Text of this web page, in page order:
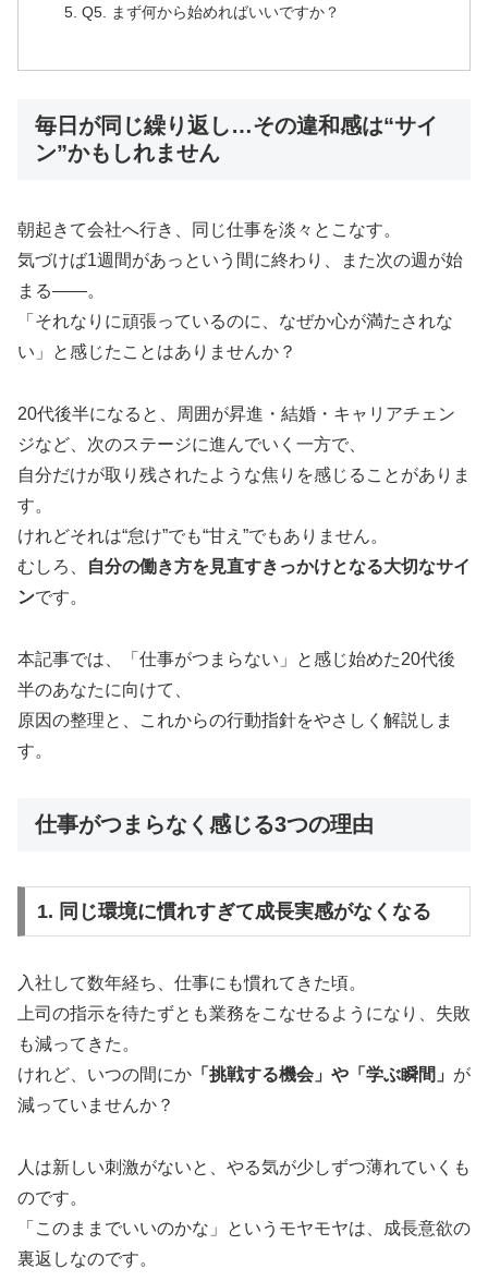
Q5. まず何から始めればいいですか？
毎日が同じ繰り返し…その違和感は“サイ
ン”かもしれません
朝起きて会社へ行き、同じ仕事を淡々とこなす。
気づけば1週間があっという間に終わり、また次の週が始
まる――。
「それなりに頑張っているのに、なぜか心が満たされな
い」と感じたことはありませんか？
20代後半になると、周囲が昇進・結婚・キャリアチェン
ジなど、次のステージに進んでいく一方で、
自分だけが取り残されたような焦りを感じることがありま
す。
けれどそれは“怠け”でも“甘え”でもありません。
むしろ、
自分の働き方を見直すきっかけとなる大切なサイ
ンです。
本記事では、「仕事がつまらない」と感じ始めた20代後
半のあなたに向けて、
原因の整理と、これからの行動指針をやさしく解説しま
す。
仕事がつまらなく感じる3つの理由
1. 同じ環境に慣れすぎて成長実感がなくなる
入社して数年経ち、仕事にも慣れてきた頃。
上司の指示を待たずとも業務をこなせるようになり、失敗
も減ってきた。
けれど、いつの間にか 「挑戦する機会」や「学ぶ瞬間」 が
減っていませんか？
人は新しい刺激がないと、やる気が少しずつ薄れていくも
のです。
「このままでいいのかな」というモヤモヤは、成長意欲の
裏返しなのです。